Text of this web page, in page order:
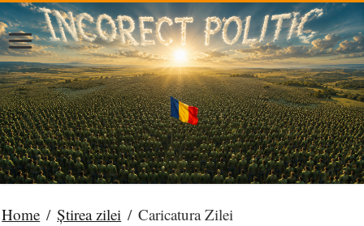
Home / Știrea zilei / Caricatura Zilei